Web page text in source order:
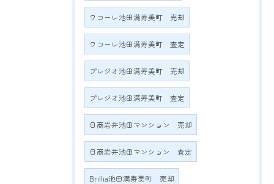
ワコーレ池田満寿美町 売却
ワコーレ池田満寿美町 査定
プレジオ池田満寿美町 売却
プレジオ池田満寿美町 査定
日商岩井池田マンション 売却
日商岩井池田マンション 査定
Brillia池田満寿美町 売却